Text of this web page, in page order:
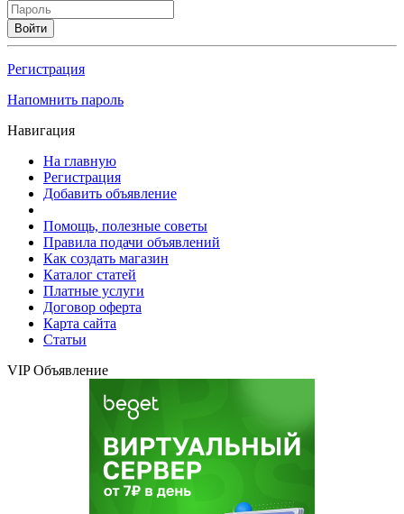
Войти
Регистрация
Напомнить пароль
Навигация
На главную
Регистрация
Добавить объявление
Помощь, полезные советы
Правила подачи объявлений
Как создать магазин
Каталог статей
Платные услуги
Договор оферта
Карта сайта
Статьи
VIP Объявление